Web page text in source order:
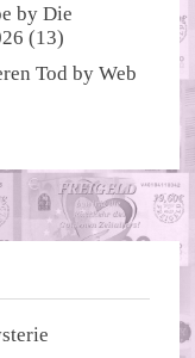
byDie
(13)
Tod byWeb